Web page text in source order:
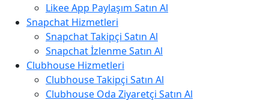
Likee App Paylaşım Satın Al
Snapchat Hizmetleri
Snapchat Takipçi Satın Al
Snapchat İzlenme Satın Al
Clubhouse Hizmetleri
Clubhouse Takipçi Satın Al
Clubhouse Oda Ziyaretçi Satın Al